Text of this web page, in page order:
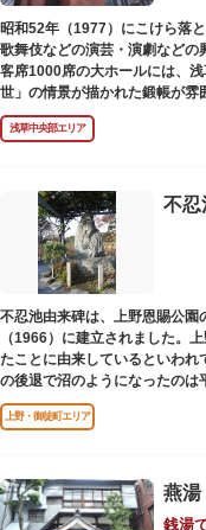
昭和52年（1977）にこけら落
歌舞伎などの演芸・演劇などの
客席1000席の大ホールには、
世」の情景が描かれた鍛帳が雰
浅草中央部エリア
不忍
不忍池由来碑は、上野恩賜公
（1966）に建立されました。
たことに由来しているといわれ
の後退で沼のようになったのは
上野・御徒町エリア
燕湯
銭湯